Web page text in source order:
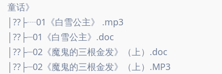
童话》
│??├┈01《白雪公主》 .mp3
│??├┈01《白雪公主》.doc
│??├┈02《魔鬼的三根金发》（上）.doc
│??├┈02《魔鬼的三根金发》（上）.MP3